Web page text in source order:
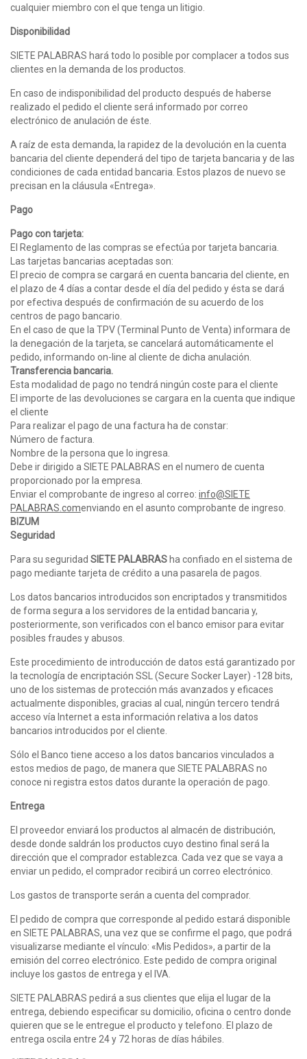
cualquier miembro con el que tenga un litigio.
Disponibilidad
SIETE PALABRAS hará todo lo posible por complacer a todos sus
clientes en la demanda de los productos.
En caso de indisponibilidad del producto después de haberse
realizado el pedido el cliente será informado por correo
electrónico de anulación de éste.
A raíz de esta demanda, la rapidez de la devolución en la cuenta
bancaria del cliente dependerá del tipo de tarjeta bancaria y de las
condiciones de cada entidad bancaria. Estos plazos de nuevo se
precisan en la cláusula «Entrega».
Pago
Pago con tarjeta:
El Reglamento de las compras se efectúa por tarjeta bancaria.
Las tarjetas bancarias aceptadas son:
El precio de compra se cargará en cuenta bancaria del cliente, en
el plazo de 4 días a contar desde el día del pedido y ésta se dará
por efectiva después de confirmación de su acuerdo de los
centros de pago bancario.
En el caso de que la TPV (Terminal Punto de Venta) informara de
la denegación de la tarjeta, se cancelará automáticamente el
pedido, informando on-line al cliente de dicha anulación.
Transferencia bancaria.
Esta modalidad de pago no tendrá ningún coste para el cliente
El importe de las devoluciones se cargara en la cuenta que indique
el cliente
Para realizar el pago de una factura ha de constar:
Número de factura.
Nombre de la persona que lo ingresa.
Debe ir dirigido a SIETE PALABRAS en el numero de cuenta
proporcionado por la empresa.
Enviar el comprobante de ingreso al correo: info@SIETE
PALABRAS.comenviando en el asunto comprobante de ingreso.
BIZUM
Seguridad
Para su seguridad SIETE PALABRAS ha confiado en el sistema de
pago mediante tarjeta de crédito a una pasarela de pagos.
Los datos bancarios introducidos son encriptados y transmitidos
de forma segura a los servidores de la entidad bancaria y,
posteriormente, son verificados con el banco emisor para evitar
posibles fraudes y abusos.
Este procedimiento de introducción de datos está garantizado por
la tecnología de encriptación SSL (Secure Socker Layer) -128 bits,
uno de los sistemas de protección más avanzados y eficaces
actualmente disponibles, gracias al cual, ningún tercero tendrá
acceso vía Internet a esta información relativa a los datos
bancarios introducidos por el cliente.
Sólo el Banco tiene acceso a los datos bancarios vinculados a
estos medios de pago, de manera que SIETE PALABRAS no
conoce ni registra estos datos durante la operación de pago.
Entrega
El proveedor enviará los productos al almacén de distribución,
desde donde saldrán los productos cuyo destino final será la
dirección que el comprador establezca. Cada vez que se vaya a
enviar un pedido, el comprador recibirá un correo electrónico.
Los gastos de transporte serán a cuenta del comprador.
El pedido de compra que corresponde al pedido estará disponible
en SIETE PALABRAS, una vez que se confirme el pago, que podrá
visualizarse mediante el vínculo: «Mis Pedidos», a partir de la
emisión del correo electrónico. Este pedido de compra original
incluye los gastos de entrega y el IVA.
SIETE PALABRAS pedirá a sus clientes que elija el lugar de la
entrega, debiendo especificar su domicilio, oficina o centro donde
quieren que se le entregue el producto y telefono. El plazo de
entrega oscila entre 24 y 72 horas de días hábiles.